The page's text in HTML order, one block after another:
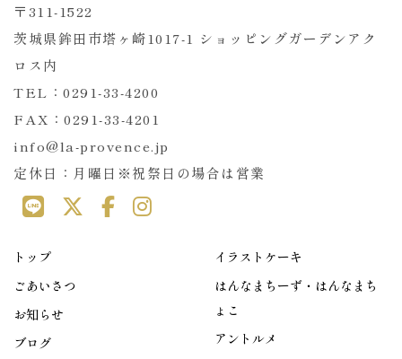
〒311-1522
茨城県鉾田市塔ヶ崎1017-1 ショッピングガーデンアク
ロス内
TEL：0291-33-4200
FAX：0291-33-4201
info@la-provence.jp
定休日：月曜日※祝祭日の場合は営業
トップ
ごあいさつ
お知らせ
ブログ
イラストケーキ
はんなまちーず・はんなまち
ょこ
アントルメ